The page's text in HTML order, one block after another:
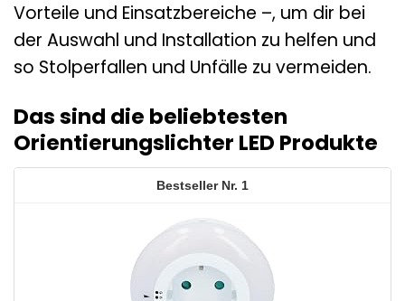
Vorteile und Einsatzbereiche –, um dir bei
der Auswahl und Installation zu helfen und
so Stolperfallen und Unfälle zu vermeiden.
Das sind die beliebtesten
Orientierungslichter LED Produkte
1